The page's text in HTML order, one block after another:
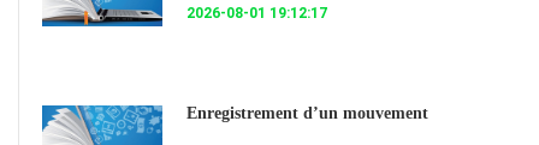
2026-08-01 19:12:17
Enregistrement d’un mouvement